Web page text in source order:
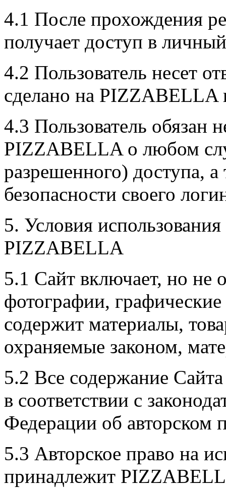
4.1 После прохождения
получает доступ в
4.2 Пользователь несет
сделано на PIZZABELLA
4.3 Пользователь обязан
PIZZABELLA о любом
разрешенного) доступа,
безопасности своего
5. Условия
PIZZABELLA
5.1 Сайт включает, но не
фотографии,
содержит материалы,
охраняемые законом,
5.2 Все содержание
в соответствии с
Федерации об авторском
5.3 Авторское право на
принадлежит